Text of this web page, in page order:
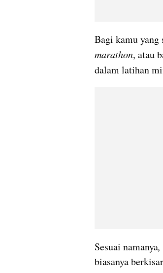
Bagi kamu
marathon, atau
dalam latihan
Sesuai namanya,
biasanya